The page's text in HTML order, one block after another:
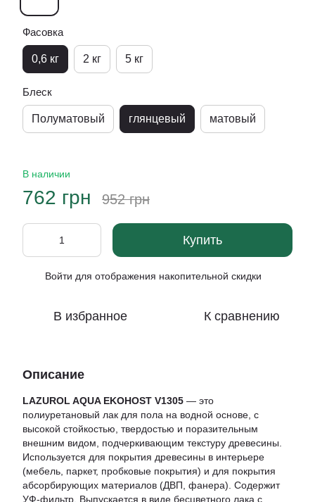
Фасовка
0,6 кг 2 кг 5 кг
Блеск
Полуматовый глянцевый матовый
В наличии
762 грн 952 грн
Купить
Войти для отображения накопительной скидки
В избранное К сравнению
Описание
LAZUROL AQUA EKOHOST V1305 — это
полиуретановый лак для пола на водной основе, с
высокой стойкостью, твердостью и поразительным
внешним видом, подчеркивающим текстуру древесины.
Используется для покрытия древесины в интерьере
(мебель, паркет, пробковые покрытия) и для покрытия
абсорбирующих материалов (ДВП, фанера). Содержит
УФ-фильтр. Выпускается в виде бесцветного лака с